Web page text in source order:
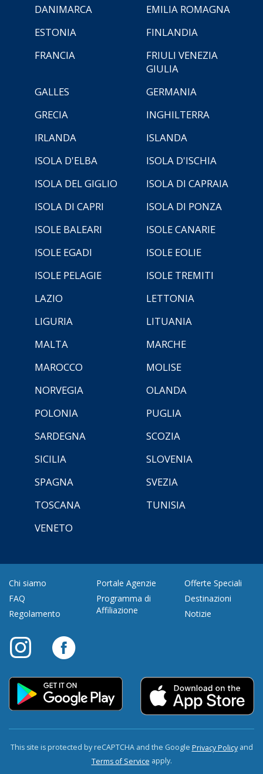
DANIMARCA
EMILIA ROMAGNA
ESTONIA
FINLANDIA
FRANCIA
FRIULI VENEZIA
GIULIA
GALLES
GERMANIA
GRECIA
INGHILTERRA
IRLANDA
ISLANDA
ISOLA D'ELBA
ISOLA D'ISCHIA
ISOLA DEL GIGLIO
ISOLA DI CAPRAIA
ISOLA DI CAPRI
ISOLA DI PONZA
ISOLE BALEARI
ISOLE CANARIE
ISOLE EGADI
ISOLE EOLIE
ISOLE PELAGIE
ISOLE TREMITI
LAZIO
LETTONIA
LIGURIA
LITUANIA
MALTA
MARCHE
MAROCCO
MOLISE
NORVEGIA
OLANDA
POLONIA
PUGLIA
SARDEGNA
SCOZIA
SICILIA
SLOVENIA
SPAGNA
SVEZIA
TOSCANA
TUNISIA
VENETO
Chi siamo
FAQ
Regolamento
Portale Agenzie
Programma di
Affiliazione
Offerte Speciali
Destinazioni
Notizie
This site is protected by reCAPTCHA and the Google Privacy Policyand
Terms of Service apply.